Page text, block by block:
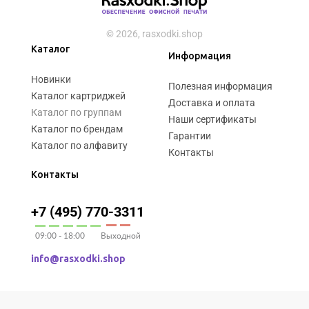
© 2026, rasxodki.shop
Каталог
Новинки
Каталог картриджей
Каталог по группам
Каталог по брендам
Каталог по алфавиту
Информация
Полезная информация
Доставка и оплата
Наши сертификаты
Гарантии
Контакты
Контакты
+7 (495) 770-3311
09:00 - 18:00 Выходной
info@rasxodki.shop